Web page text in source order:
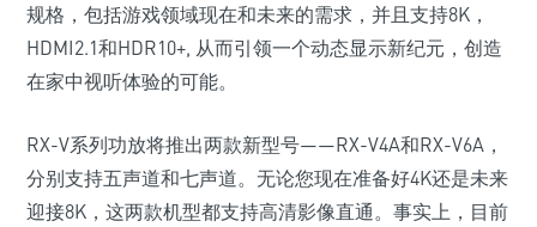
规格，包括游戏领域现在和未来的需求，并且支持8K，
HDMI2.1和HDR10+, 从而引领一个动态显示新纪元，创造
在家中视听体验的可能。
RX-V系列功放将推出两款新型号——RX-V4A和RX-V6A，
分别支持五声道和七声道。无论您现在准备好4K还是未来
迎接8K，这两款机型都支持高清影像直通。事实上，目前